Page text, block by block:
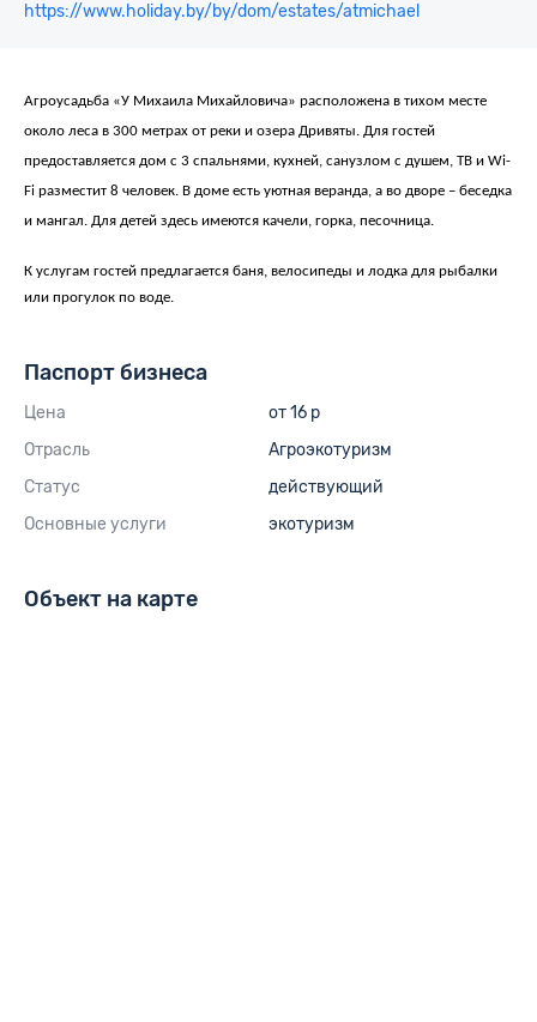
https://www.holiday.by/by/dom/estates/atmichael
Агроусадьба «У Михаила Михайловича» расположена в тихом месте
около леса в 300 метрах от реки и озера Дривяты. Для гостей
предоставляется дом с 3 спальнями, кухней, санузлом с душем, ТВ и Wi-
Fi разместит 8 человек. В доме есть уютная веранда, а во дворе – беседка
и мангал. Для детей здесь имеются качели, горка, песочница.
К услугам гостей предлагается баня, велосипеды и лодка для рыбалки
или прогулок по воде.
Паспорт бизнеса
Цена
от 16 р
Отрасль
Агроэкотуризм
Статус
действующий
Основные услуги
экотуризм
Объект на карте